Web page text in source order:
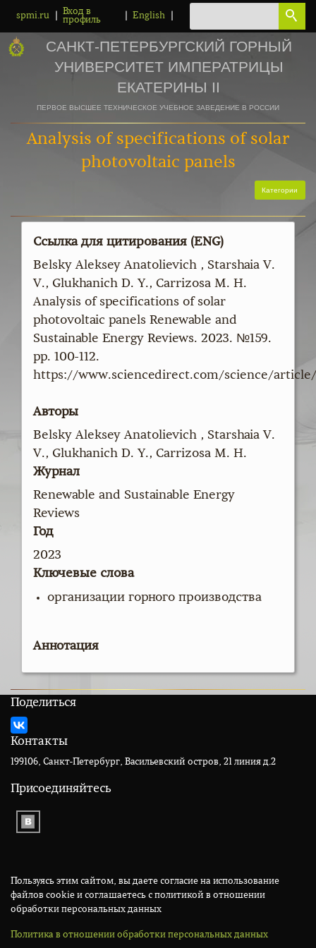
spmi.ru
Вход в
профиль
English
САНКТ-ПЕТЕРБУРГСКИЙ ГОРНЫЙ
УНИВЕРСИТЕТ ИМПЕРАТРИЦЫ
ЕКАТЕРИНЫ II
ПЕРВОЕ ВЫСШЕЕ ТЕХНИЧЕСКОЕ УЧЕБНОЕ ЗАВЕДЕНИЕ В РОССИИ
Analysis of specifications of solar
photovoltaic panels
Категории
Ссылка для цитирования (ENG)
Belsky Aleksey Anatolievich , Starshaia V.
V., Glukhanich D. Y., Carrizosa M. H.
Analysis of specifications of solar
photovoltaic panels Renewable and
Sustainable Energy Reviews. 2023. №159.
pp. 100-112.
https://www.sciencedirect.com/science/article/
Авторы
Belsky Aleksey Anatolievich , Starshaia V.
V., Glukhanich D. Y., Carrizosa M. H.
Журнал
Renewable and Sustainable Energy
Reviews
Год
2023
Ключевые слова
организации горного производства
Аннотация
Поделиться
Контакты
199106, Санкт-Петербург, Васильевский остров, 21 линия д.2
Присоединяйтесь
Пользуясь этим сайтом, вы даете согласие на использование
файлов cookie и соглашаетесь с политикой в отношении
обработки персональных данных
Политика в отношении обработки персональных данных